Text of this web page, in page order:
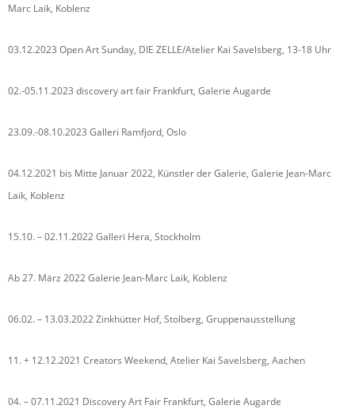
Marc Laik, Koblenz
03.12.2023 Open Art Sunday, DIE ZELLE/Atelier Kai Savelsberg, 13-18 Uhr
02.-05.11.2023 discovery art fair Frankfurt, Galerie Augarde
23.09.-08.10.2023 Galleri Ramfjord, Oslo
04.12.2021 bis Mitte Januar 2022, Künstler der Galerie, Galerie Jean-Marc
Laik, Koblenz
15.10. – 02.11.2022 Galleri Hera, Stockholm
Ab 27. März 2022 Galerie Jean-Marc Laik, Koblenz
06.02. – 13.03.2022 Zinkhütter Hof, Stolberg, Gruppenausstellung
11. + 12.12.2021 Creators Weekend, Atelier Kai Savelsberg, Aachen
04. – 07.11.2021 Discovery Art Fair Frankfurt, Galerie Augarde